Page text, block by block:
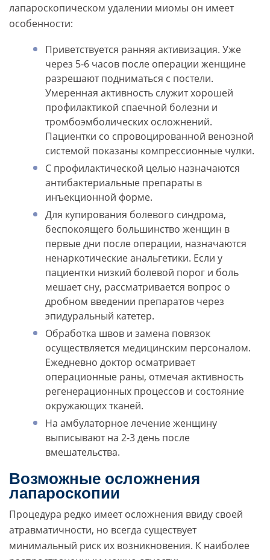
лапароскопическом удалении миомы он имеет
особенности:
Приветствуется ранняя активизация. Уже
через 5-6 часов после операции женщине
разрешают подниматься с постели.
Умеренная активность служит хорошей
профилактикой спаечной болезни и
тромбоэмболических осложнений.
Пациентки со спровоцированной венозной
системой показаны компрессионные чулки.
С профилактической целью назначаются
антибактериальные препараты в
инъекционной форме.
Для купирования болевого синдрома,
беспокоящего большинство женщин в
первые дни после операции, назначаются
ненаркотические анальгетики. Если у
пациентки низкий болевой порог и боль
мешает сну, рассматривается вопрос о
дробном введении препаратов через
эпидуральный катетер.
Обработка швов и замена повязок
осуществляется медицинским персоналом.
Ежедневно доктор осматривает
операционные раны, отмечая активность
регенерационных процессов и состояние
окружающих тканей.
На амбулаторное лечение женщину
выписывают на 2-3 день после
вмешательства.
Возможные осложнения
лапароскопии
Процедура редко имеет осложнения ввиду своей
атравматичности, но всегда существует
минимальный риск их возникновения. К наиболее